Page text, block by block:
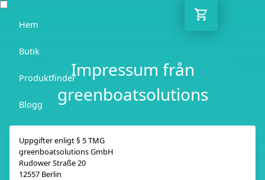
Hem
Butik
Produktfinder
Blogg
Kontakt
Impressum från
greenboatsolutions
Uppgifter enligt § 5 TMG
greenboatsolutions GmbH
Rudower Straße 20
12557 Berlin